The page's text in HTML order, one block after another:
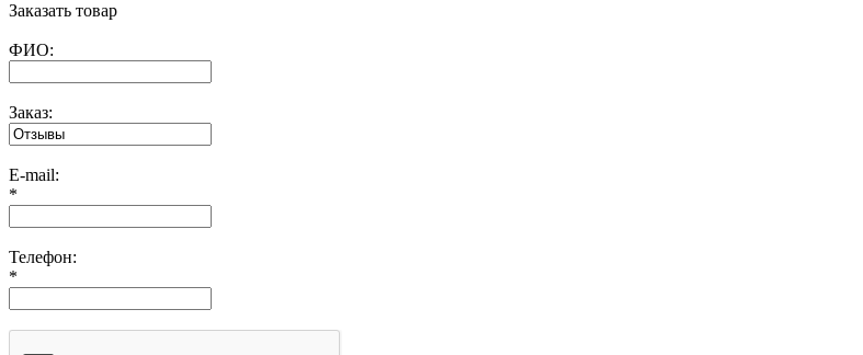
Заказать товар
ФИО:
Заказ:
E-mail:
*
Телефон:
*